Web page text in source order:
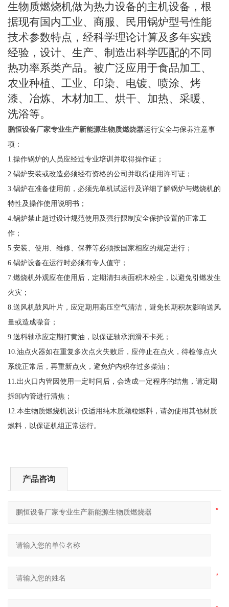
生物质燃烧机做为热力设备的主机设备，根
据现有国内工业、商服、民用锅炉型号性能
技术参数特点，经科学理论计算及多年实践
经验，设计、生产、制造出科学匹配的不同
热功率系类产品。被广泛应用于食品加工、
农业种植、工业、印染、电镀、喷涂、烤
漆、冶炼、木材加工、烘干、加热、采暖、
洗浴等。
鹏恒设备厂家专业生产新能源生物质燃烧器运行安全与保养注意事
项：
1.操作锅炉的人员应经过专业培训并取得操作证；
2.锅炉安装或改造必须经有资格的公司并取得使用许可证；
3.锅炉在准备使用前，必须先单机试运行及详细了解锅炉与燃烧机的
特性及操作使用说明书；
4.锅炉禁止超过设计规范使用及强行限制安全保护设置的正常工
作；
5.安装、使用、维修、保养等必须按国家相应的规定进行；
6.锅炉设备在运行时必须有专人值守；
7.燃烧机外观应在使用后，定期清扫表面积木粉尘，以避免引燃发生
火灾；
8.送风机鼓风叶片，应定期用高压空气清洁，避免长期积灰影响送风
量或造成噪音；
9.送料轴承应定期打黄油，以保证轴承润滑不卡死；
10.油点火器如在重复多次点火失败后，应停止在点火，待检修点火
系统正常后，再重新点火，避免炉内积存过多柴油；
11.出火口内管因使用一定时间后，会造成一定程序的结焦，请定期
拆卸内管进行清焦；
12.本生物质燃烧机设计仅适用纯木质颗粒燃料，请勿使用其他材质
燃料，以保证机组正常运行。
产品咨询